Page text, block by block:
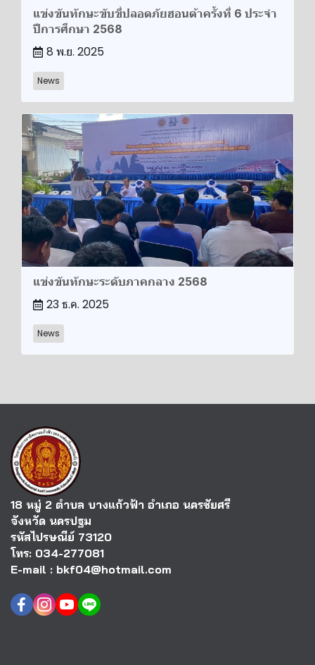
แข่งขันทักษะขับขี่ปลอดภัยฮอนด้าครั้งที่ 6 ประจำ
ปีการศึกษา 2568
8 พ.ย. 2025
News
แข่งขันทักษะระดับภาคกลาง 2568
23 ธ.ค. 2025
News
18 หมู่ 2 ตำบล บางแก้วฟ้า อำเภอ นครชัยศรี
จังหวัด นครปฐม
รหัสไปรษณีย์ 73120
โทร: 034-277081
E-mail : bkf04@hotmail.com